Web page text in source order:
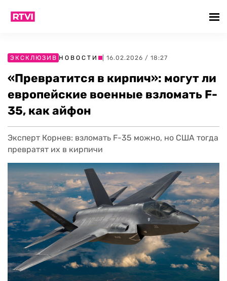
ЭКСКЛЮЗИВ НОВОСТИ | 16.02.2026 / 18:27
«Превратится в кирпич»: могут ли
европейские военные взломать F-
35, как айфон
Эксперт Корнев: взломать F-35 можно, но США тогда
превратят их в кирпичи